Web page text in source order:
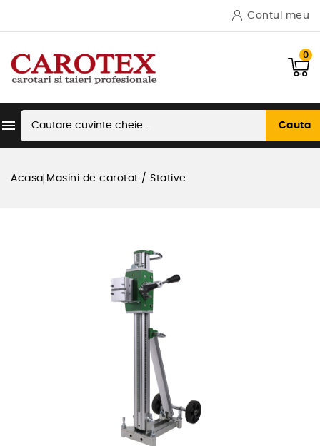
Contul meu
0
 Cauta
Acasa Masini de carotat / Stative